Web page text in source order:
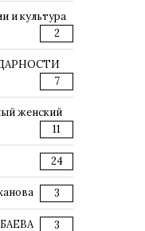
и культура
2
7
женский
11
24
3
3